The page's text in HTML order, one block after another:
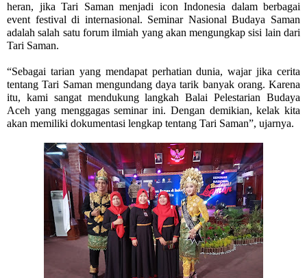
heran, jika Tari Saman menjadi icon Indonesia dalam berbagai
event festival di internasional. Seminar Nasional Budaya Saman
adalah salah satu forum ilmiah yang akan mengungkap sisi lain dari
Tari Saman.
“Sebagai tarian yang mendapat perhatian dunia, wajar jika cerita
tentang Tari Saman mengundang daya tarik banyak orang. Karena
itu, kami sangat mendukung langkah Balai Pelestarian Budaya
Aceh yang menggagas seminar ini. Dengan demikian, kelak kita
akan memiliki dokumentasi lengkap tentang Tari Saman”, ujarnya.